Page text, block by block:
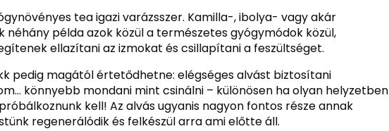
tea igazi varázsszer. Kamilla-, ibolya- vagy akár
néhány példa azok közül a természetes gyógymódok közül,
ellazítani az izmokat és csillapítani a feszültséget.
pedig magától értetődhetne: elégséges alvást biztosítani
könnyebb mondani mint csinálni – különösen ha olyan helyzetben
kell! Az alvás ugyanis nagyon fontos része annak
regenerálódik és felkészül arra ami előtte áll.